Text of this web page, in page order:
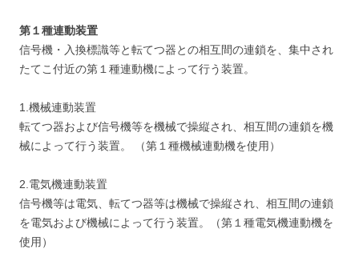
第１種連動装置
信号機・入換標識等と転てつ器との相互間の連鎖を、集中され
たてこ付近の第１種連動機によって行う装置。
1.機械連動装置
転てつ器および信号機等を機械で操縦され、相互間の連鎖を機
械によって行う装置。 （第１種機械連動機を使用）
2.電気機連動装置
信号機等は電気、転てつ器等は機械で操縦され、相互間の連鎖
を電気および機械によって行う装置。（第１種電気機連動機を
使用）